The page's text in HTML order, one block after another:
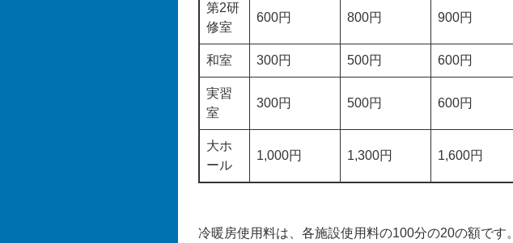
第2研
修室
600円 800円 900円
和室 300円 500円 600円
実習
室
300円 500円 600円
大ホ
ール
1,000円 1,300円 1,600円
冷暖房使用料は、各施設使用料の100分の20の額です。